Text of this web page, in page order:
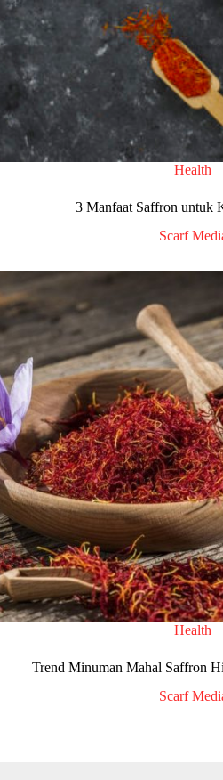
Health
3 Manfaat Saffron untuk
Scarf
Health
Trend Minuman Mahal Saffron
Scarf